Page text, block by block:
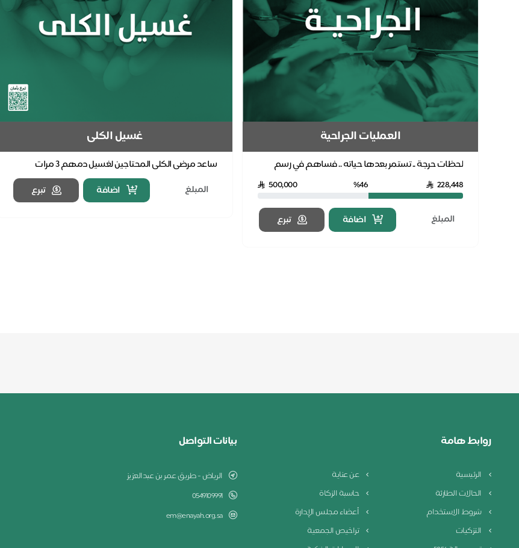
العمليات الجراحية
لحظات حرجة .. تستمر بعدها حياته .. فساهم في رسم
البسمة للمريض وأسرته بدعمك للعمليات الجراحية
للمحتاج...
228,448
%46
500,000
اضافة تبرع
غسيل الكلى
ساعد مرضى الكلى المحتاجين لغسيل دمهم ٣ مرات
أسبوعيًا، فهناك أكثر من 10.000 جلسة غسيل كلى سنوياً
في ج...
اضافة تبرع
روابط هامة
الرئيسية
عن عناية
الحالات الطارئة
حاسبة الزكاة
شروط الاستخدام
أعضاء مجلس الإدارة
التزكيات
تراخيص الجمعية
بيانات التواصل
الرياض - طريق عمر بن عبدالعزيز
0549109991
em@enayah.org.sa